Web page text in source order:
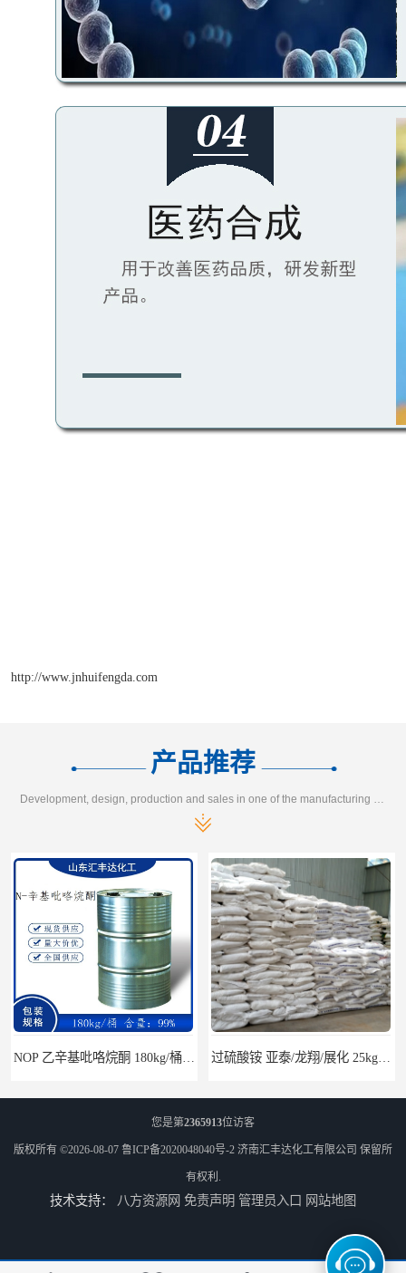
http://www.jnhuifengda.com
产品推荐
过硫酸铵 亚泰/龙翔/展化 25kg/袋 7727-54-0
您是第2365913位访客
版权所有 ©2026-08-07 鲁ICP备2020048040号-2 济南汇丰达化工有限公司 保留所
有权利.
技术支持： 八方资源网 免责声明 管理员入口 网站地图